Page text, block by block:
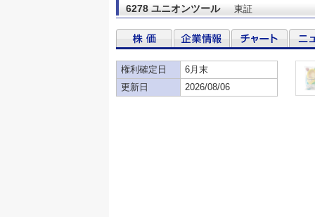
6278 ユニオンツール 東証
権利確定日
6月末
更新日
2026/08/06